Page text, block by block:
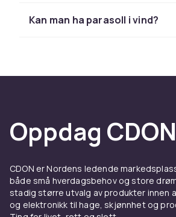
tyngre stativ.
Polyester er det vanligste
Kjøp parasoll hos
konkurransedyktige priser fra
Brafab.
Kan man ha parasoll i vind?
Oppdag CDON
CDON er Nordens ledende
både små hverdagsbehov og store
stadig større utvalg av produkter innen
og elektronikk til hage, skjønnhet og